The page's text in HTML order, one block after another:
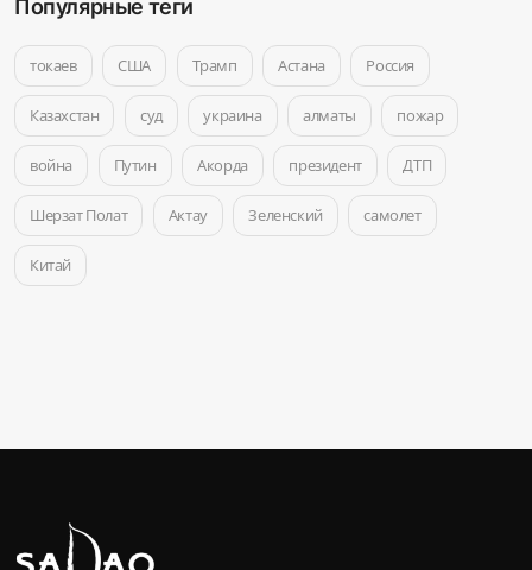
Популярные теги
токаев США Трамп Астана Россия
Казахстан суд украина алматы пожар
война Путин Акорда президент ДТП
Шерзат Полат Актау Зеленский самолет
Китай